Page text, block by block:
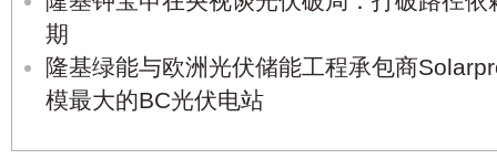
期
隆基绿能与欧洲光伏储能工程承包商
模最大的BC光伏电站